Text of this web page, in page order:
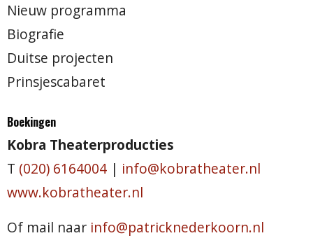
Nieuw programma
Biografie
Duitse projecten
Prinsjescabaret
Boekingen
Kobra Theaterproducties
T (020) 6164004 | info@kobratheater.nl
www.kobratheater.nl
Of mail naar info@patricknederkoorn.nl